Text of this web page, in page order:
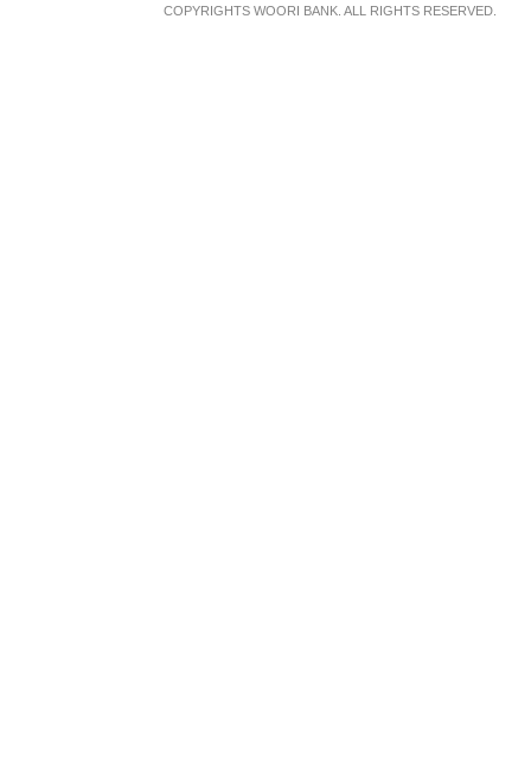
COPYRIGHTS WOORI BANK. ALL RIGHTS RESERVED.